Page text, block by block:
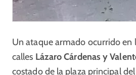
Un ataque armado ocurrido en
calles Lázaro Cárdenas y
costado de la plaza principal